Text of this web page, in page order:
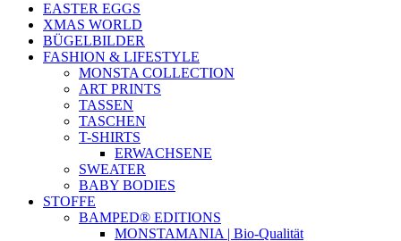
EASTER EGGS
XMAS WORLD
BÜGELBILDER
FASHION & LIFESTYLE
MONSTA COLLECTION
ART PRINTS
TASSEN
TASCHEN
T-SHIRTS
ERWACHSENE
SWEATER
BABY BODIES
STOFFE
BAMPED® EDITIONS
MONSTAMANIA | Bio-Qualität